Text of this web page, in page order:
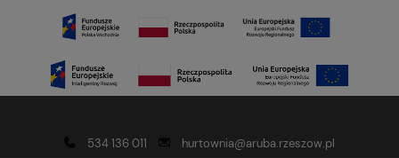
534 136 011
hurtownia@aruba.rzeszow.pl